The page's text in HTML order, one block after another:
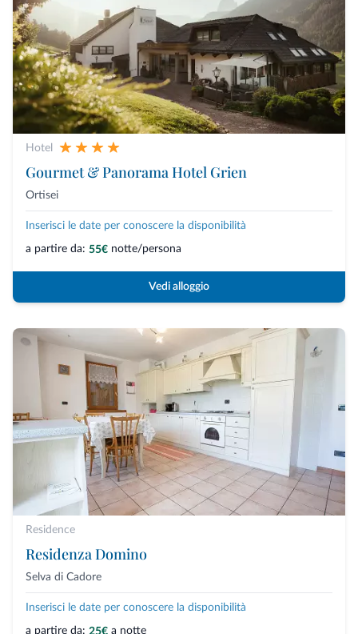
Hotel
Gourmet & Panorama Hotel Grien
Ortisei
Inserisci le date per conoscere la disponibilità
a partire da: 55€ notte/persona
Vedi alloggio
Residence
Residenza Domino
Selva di Cadore
Inserisci le date per conoscere la disponibilità
a partire da: 25€ a notte